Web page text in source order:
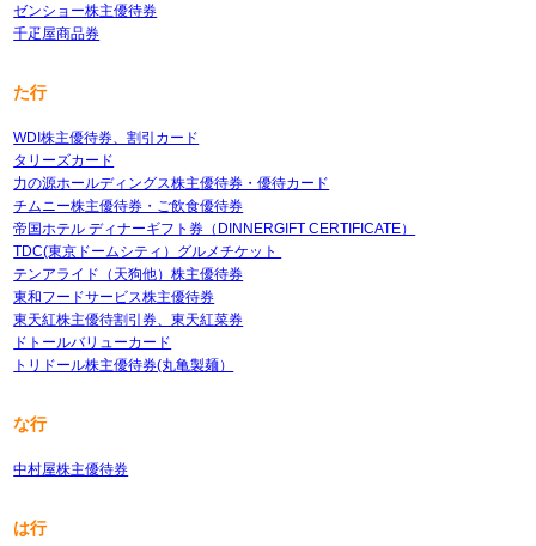
ゼンショー株主優待券
千疋屋商品券
た行
WDI株主優待券、割引カード
タリーズカード
力の源ホールディングス株主優待券・優待カード
チムニー株主優待券・ご飲食優待券
帝国ホテル ディナーギフト券（DINNERGIFT CERTIFICATE）
TDC(東京ドームシティ）グルメチケット
テンアライド（天狗他）株主優待券
東和フードサービス株主優待券
東天紅株主優待割引券、東天紅菜券
ドトールバリューカード
トリドール株主優待券(丸亀製麺）
な行
中村屋株主優待券
は行